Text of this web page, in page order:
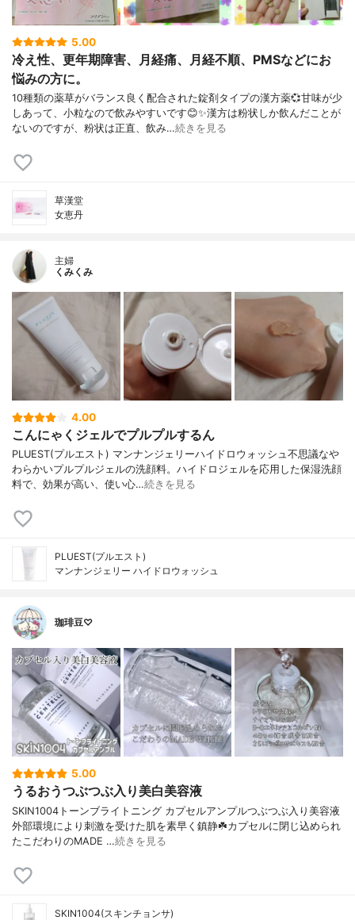
5.00
冷え性、更年期障害、月経痛、月経不順、PMSなどにお
悩みの方に。
10種類の薬草がバランス良く配合された錠剤タイプの漢方薬💞甘味が少
しあって、小粒なので飲みやすいです😊✨漢方は粉状しか飲んだことが
ないのですが、粉状は正直、飲み…続きを見る
草漢堂
女恵丹
主婦
くみくみ
4.00
こんにゃくジェルでプルプルするん
PLUEST(プルエスト) マンナンジェリーハイドロウォッシュ不思議なや
わらかいプルプルジェルの洗顔料。ハイドロジェルを応用した保湿洗顔
料で、効果が高い、使い心…続きを見る
PLUEST(プルエスト)
マンナンジェリー ハイドロウォッシュ
珈琲豆♡
5.00
うるおうつぶつぶ入り美白美容液
SKIN1004トーンブライトニング カプセルアンプルつぶつぶ入り美容液
外部環境により刺激を受けた肌を素早く鎮静☘️カプセルに閉じ込められ
たこだわりのMADE …続きを見る
SKIN1004(スキンチョンサ)